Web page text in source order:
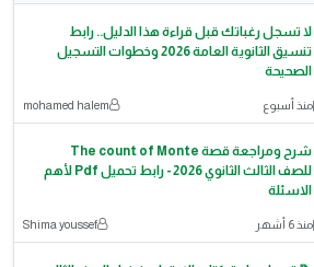
لا تسجل رغباتك قبل قراءة هذا الدليل.. رابط
تنسيق الثانوية العامة 2026 وخطوات التسجيل
الصحيحة
منذ أسبوع mohamed halem
شرح ومراجعة قصة The count of Monte
للصف الثالث الثانوي 2026 - رابط تحميل Pdf لأهم
الاسئلة
منذ 6 أشهر Shima youssef